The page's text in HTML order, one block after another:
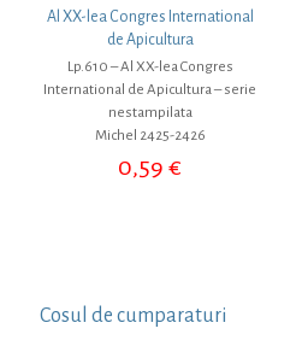
Al XX-lea Congres International
de Apicultura
Lp.610 – Al XX-lea Congres
International de Apicultura – serie
nestampilata
Michel 2425-2426
0,59€
Cosul de cumparaturi